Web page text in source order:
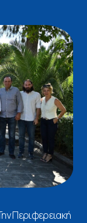
Περιφερειακή